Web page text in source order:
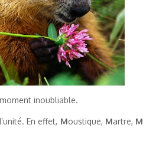
inoubliable.
En effet, Moustique, Martre, M